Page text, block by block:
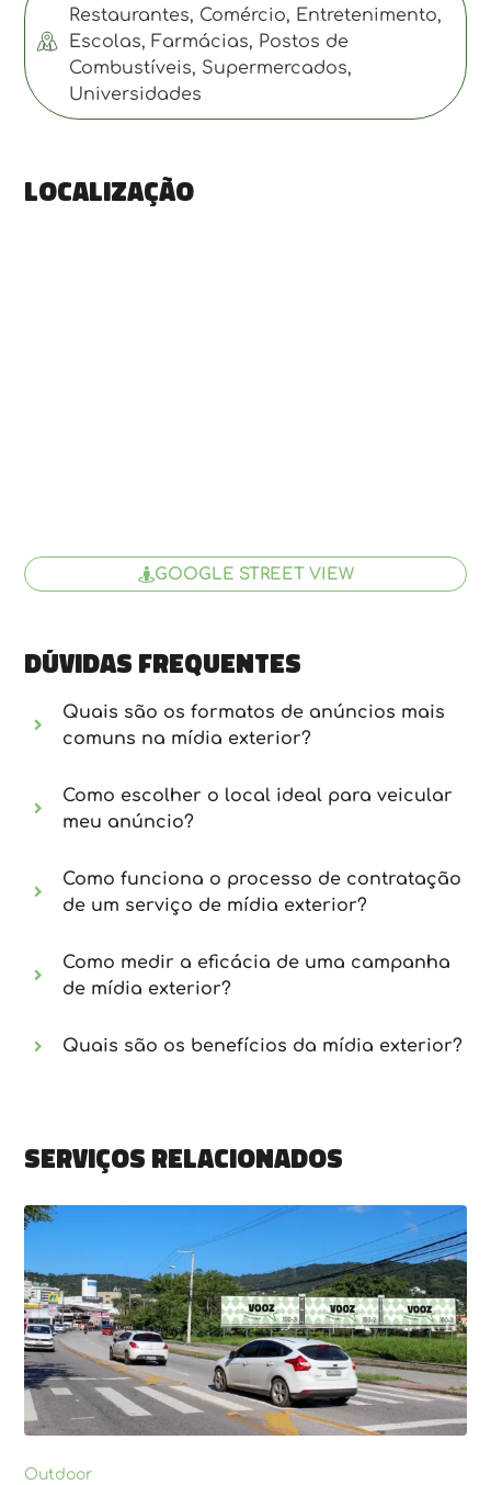
Restaurantes, Comércio, Entretenimento,
Escolas, Farmácias, Postos de
Combustíveis, Supermercados,
Universidades
Localização
GOOGLE STREET VIEW
Dúvidas frequentes
Quais são os formatos de anúncios mais
comuns na mídia exterior?
Como escolher o local ideal para veicular
meu anúncio?
Como funciona o processo de contratação
de um serviço de mídia exterior?
Como medir a eficácia de uma campanha
de mídia exterior?
Quais são os benefícios da mídia exterior?
Serviços relacionados
Outdoor